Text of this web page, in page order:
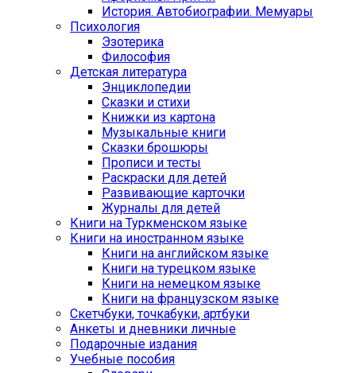
История. Автобиографии. Мемуары
Психология
Эзотерика
Философия
Детская литература
Энциклопедии
Сказки и стихи
Книжки из картона
Музыкальные книги
Сказки брошюры
Прописи и тесты
Раскраски для детей
Развивающие карточки
Журналы для детей
Книги на Туркменском языке
Книги на иностранном языке
Книги на английском языке
Книги на турецком языке
Книги на немецком языке
Книги на французском языке
Cкетчбуки, точкабуки, артбуки
Анкеты и дневники личные
Подарочные издания
Учебные пособия